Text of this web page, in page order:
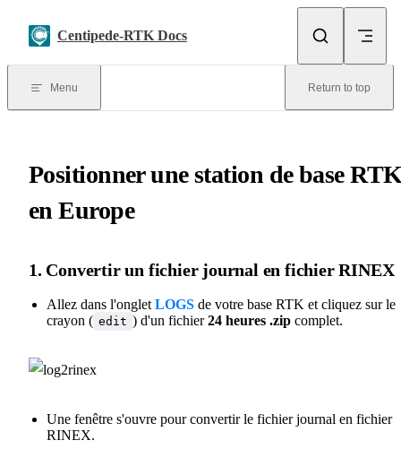
Centipede-RTK Docs
Menu Return to top
Positionner une station de base
en Europe
1. Convertir un fichier journal en fichier RINEX
Allez dans l'onglet LOGS de votre base RTK et cliquez sur le
crayon ( edit ) d'un fichier24 heures .zip complet.
Une fenêtre s'ouvre pour convertir le fichier journal en fichier
RINEX.